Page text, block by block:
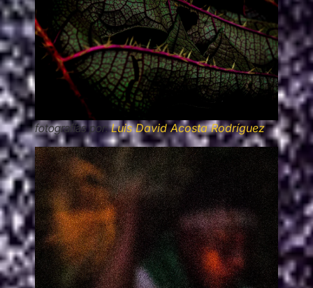
fotografías por:Luis David Acosta Rodríguez